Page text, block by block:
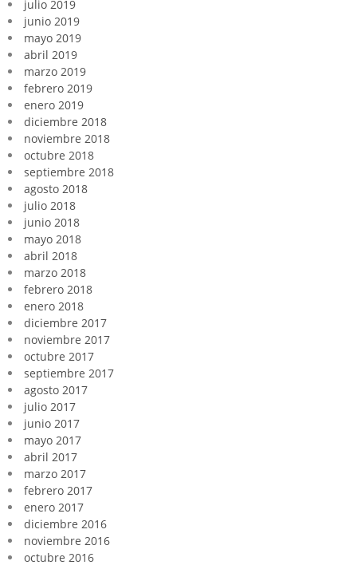
julio 2019
junio 2019
mayo 2019
abril 2019
marzo 2019
febrero 2019
enero 2019
diciembre 2018
noviembre 2018
octubre 2018
septiembre 2018
agosto 2018
julio 2018
junio 2018
mayo 2018
abril 2018
marzo 2018
febrero 2018
enero 2018
diciembre 2017
noviembre 2017
octubre 2017
septiembre 2017
agosto 2017
julio 2017
junio 2017
mayo 2017
abril 2017
marzo 2017
febrero 2017
enero 2017
diciembre 2016
noviembre 2016
octubre 2016